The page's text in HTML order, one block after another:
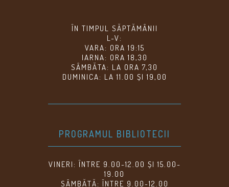
ÎN TIMPUL SĂPTĂMÂNII
L-V:
VARA: ORA 19:15
IARNA: ORA 18,30
SÂMBĂTA: LA ORA 7,30
DUMINICA: LA 11.00 ȘI 19,00
PROGRAMUL BIBLIOTECII
VINERI: ÎNTRE 9.00-12.00 ȘI 15.00-
19.00
SÂMBĂTĂ: ÎNTRE 9.00-12.00